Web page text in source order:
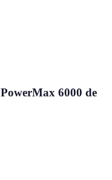
6000 de